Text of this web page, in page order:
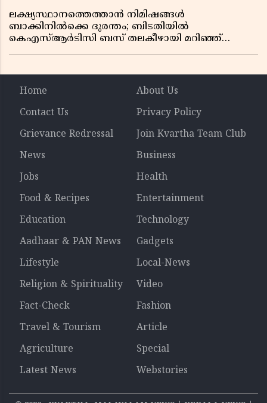
ലക്ഷ്യസ്ഥാനത്തെത്താൻ നിമിഷങ്ങൾ
ബാക്കിനിൽക്കെ ദുരന്തം; ബിടതിയിൽ
കെഎസ്ആർടിസി ബസ് തലകീഴായി മറിഞ്ഞ്
Home
About Us
Contact Us
Privacy Policy
Grievance Redressal
Join Kvartha Team Club
News
Business
Jobs
Health
Food & Recipes
Entertainment
Education
Technology
Aadhaar & PAN News
Gadgets
Lifestyle
Local-News
Religion & Spirituality
Video
Fact-Check
Fashion
Travel & Tourism
Article
Agriculture
Special
Latest News
Webstories